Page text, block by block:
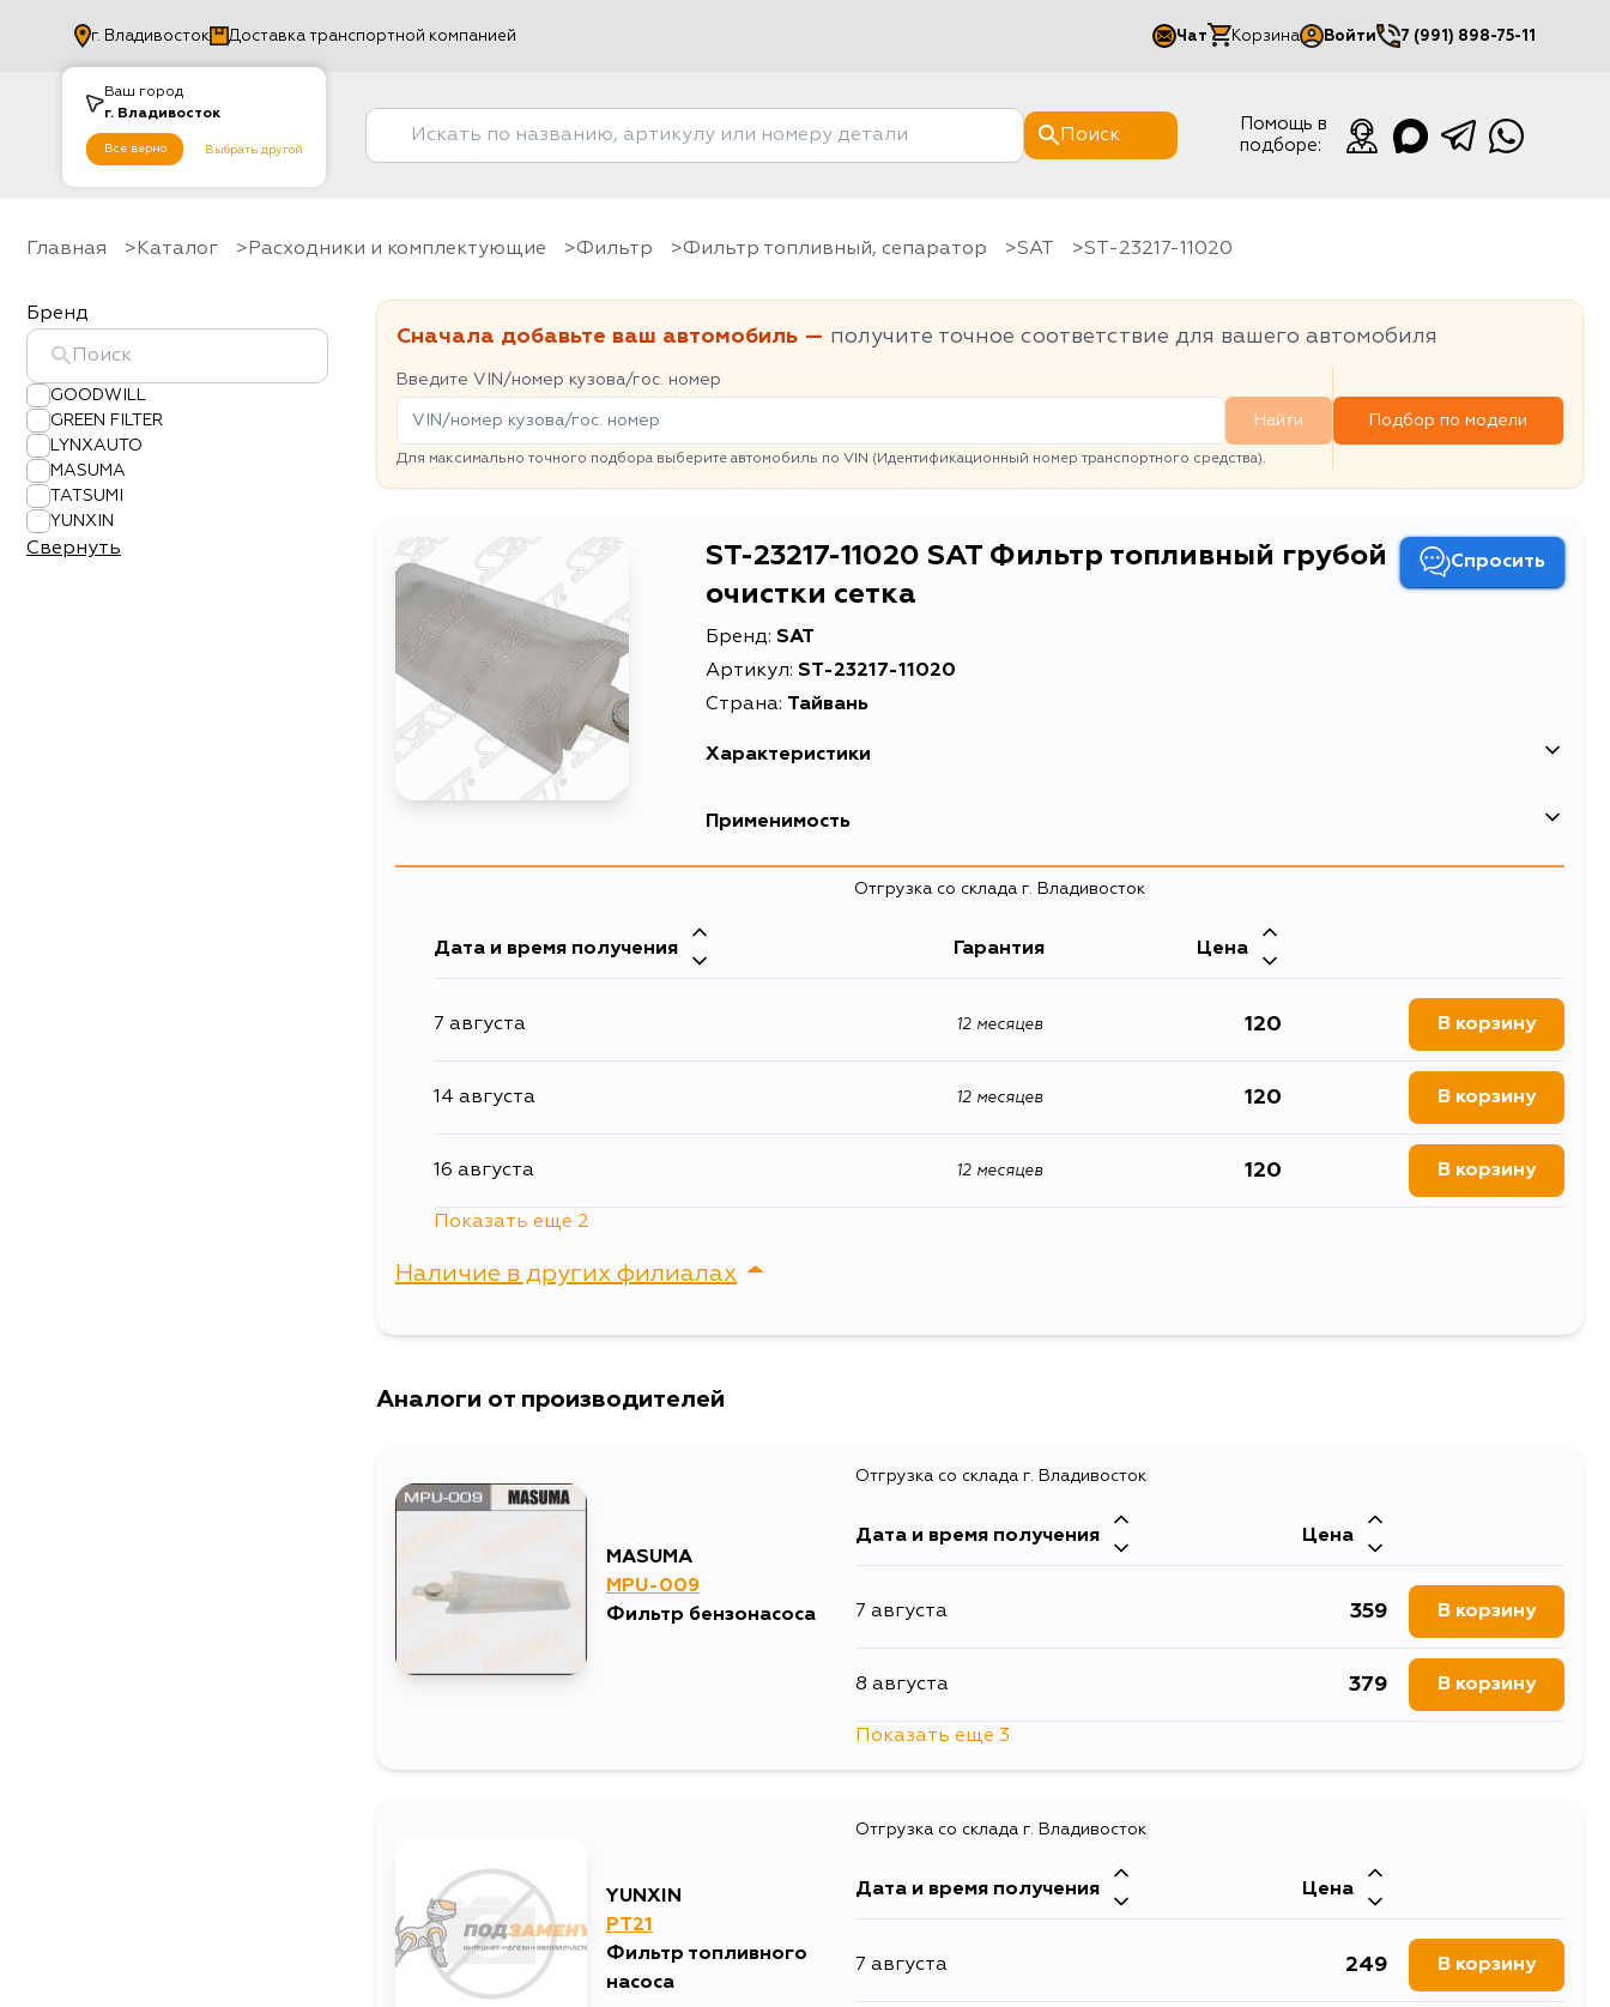
Ваш город
г. Владивосток
Все верно Выбрать другой
г. Владивосток Доставка транспортной компанией Чат Корзина Войти
Мой кабинет
7 (991) 898-75-11
Поиск
Помощь в
подборе:
Главная Каталог Расходники и комплектующие фильтр Фильтр топливный, сепаратор SAT ST-23217-11020
Бренд
GOODWILL
GREEN FILTER
LYNXAUTO
MASUMA
TATSUMI
YUNXIN
Свернуть
Сначала добавьте ваш автомобиль — получите точное соответствие для вашего автомобиля
Введите VIN/номер кузова/гос. номер
Найти
Для максимально точного подбора выберите автомобиль по VIN (Идентификационный номер транспортного средства).
Подбор по модели
ST-23217-11020 SAT Фильтр топливный грубой
очистки сетка
Спросить
Бренд: SAT
Артикул: ST-23217-11020
Страна: Тайвань
Характеристики
Описание
топливные фильтры
Применимость
Двигатель
EL44, NL40, LN, YN, 90, VZN85, VZN120, RN80, 110, EL41, EL45, EL43,
VZN110L, VZN130L, VZN131L, TCR20G, TCR10G, TCR11G, TCR21G, VZN130G,
KZN130, 112, VZN130, 130, YN81, VZN130R, YN85, LN85, RN, KZN, LN205,
Отгрузка со склада г. Владивосток
Дата и время получения Гарантия Цена
7 августа 12 месяцев 120 В корзину
14 августа 12 месяцев 120 В корзину
16 августа 12 месяцев 120 В корзину
Показать еще 2
Наличие в других филиалах
Аналоги от производителей
MASUMA
MPU-009
Фильтр бензонасоса
Отгрузка со склада г. Владивосток
Дата и время получения Цена
7 августа 359 В корзину
8 августа 379 В корзину
29 августа
31 августа 432
Показать еще 3
YUNXIN
PT21
Фильтр топливного
насоса
Отгрузка со склада г. Владивосток
Дата и время получения Цена
7 августа 249 В корзину